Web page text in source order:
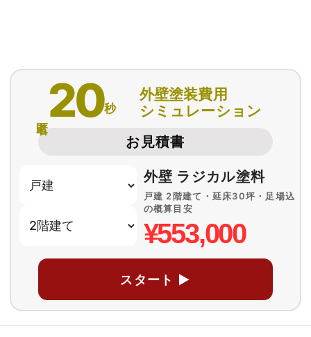
20秒
外壁塗装費用
シミュレーション
お見積書
外壁 ラジカル塗料
戸建 2階建て・延床30坪・足場込
の概算目安
¥553,000
スタート ▶